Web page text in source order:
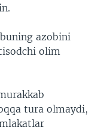
azobini
olim
tura olmaydi,